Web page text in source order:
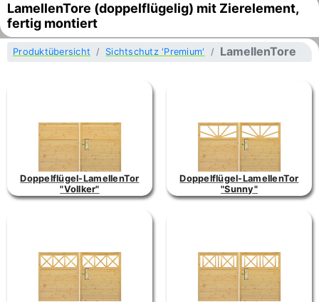
LamellenTore (doppelflügelig) mit Zierelement,
fertig montiert
Produktübersicht Sichtschutz 'Premium' LamellenTore
Doppelflügel-LamellenTor
"Vollker"
Doppelflügel-LamellenTor
"Sunny"